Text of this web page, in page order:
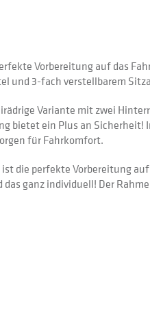
Vorbereitung auf das
und 3-fach verstellbarem
Variante mit zwei
bietet ein Plus an
für Fahrkomfort.
die perfekte Vorbereitung
ganz individuell! Der